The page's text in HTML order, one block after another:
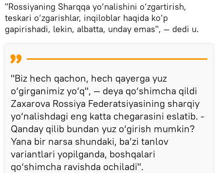
"Rossiyaning Sharqqa yo‘nalishini o‘zgartirish,
teskari o‘zgarishlar, inqiloblar haqida ko‘p
gapirishadi, lekin, albatta, unday emas", — dedi u.
"Biz hech qachon, hech qayerga yuz
o‘girganimiz yo‘q", — deya qo‘shimcha qildi
Zaxarova Rossiya Federatsiyasining sharqiy
yo‘nalishdagi eng katta chegarasini eslatib. -
Qanday qilib bundan yuz o‘girish mumkin?
Yana bir narsa shundaki, ba’zi tanlov
variantlari yopilganda, boshqalari
qo‘shimcha ravishda ochiladi".